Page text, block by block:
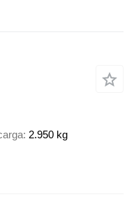
2.950 kg